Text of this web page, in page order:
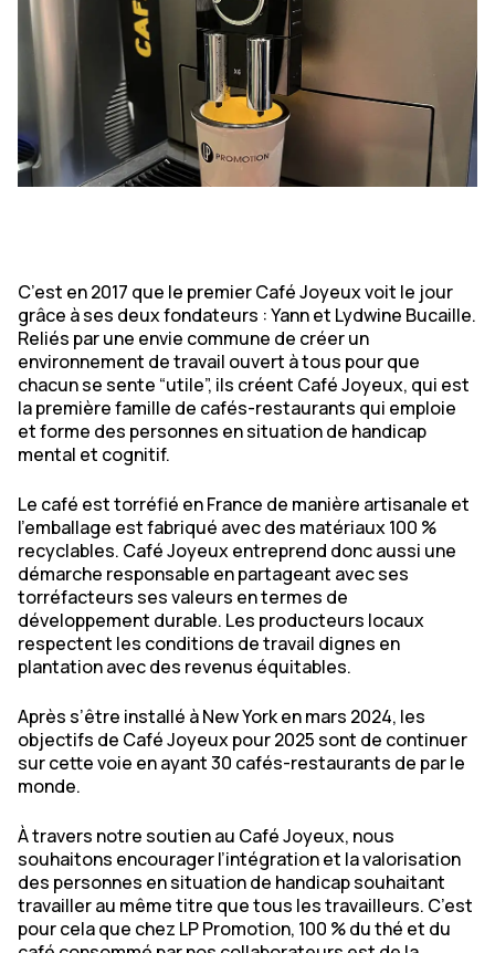
C’est en 2017 que le premier Café Joyeux voit le jour
grâce à ses deux fondateurs : Yann et Lydwine Bucaille.
Reliés par une envie commune de créer un
environnement de travail ouvert à tous pour que
chacun se sente “utile”, ils créent Café Joyeux, qui est
la première famille de cafés-restaurants qui emploie
et forme des personnes en situation de handicap
mental et cognitif.
Le café est torréfié en France de manière artisanale et
l’emballage est fabriqué avec des matériaux 100 %
recyclables. Café Joyeux entreprend donc aussi une
démarche responsable en partageant avec ses
torréfacteurs ses valeurs en termes de
développement durable. Les producteurs locaux
respectent les conditions de travail dignes en
plantation avec des revenus équitables.
Après s’être installé à New York en mars 2024, les
objectifs de Café Joyeux pour 2025 sont de continuer
sur cette voie en ayant 30 cafés-restaurants de par le
monde.
À travers notre soutien au Café Joyeux, nous
souhaitons encourager l’intégration et la valorisation
des personnes en situation de handicap souhaitant
travailler au même titre que tous les travailleurs. C’est
pour cela que chez LP Promotion, 100 % du thé et du